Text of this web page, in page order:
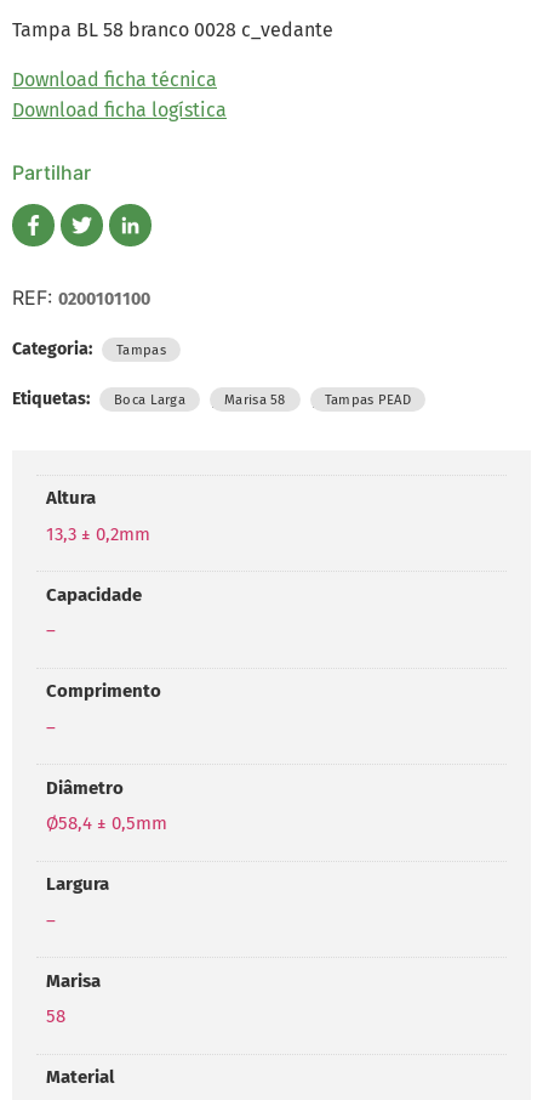
Tampa BL 58 branco 0028 c_vedante
Download ficha técnica
Download ficha logística
Partilhar
REF: 0200101100
Categoria: Tampas
Etiquetas: Boca Larga Marisa 58 , Tampas PEAD
Altura
13,3 ± 0,2mm
Capacidade
–
Comprimento
–
Diâmetro
Ø58,4 ± 0,5mm
Largura
–
Marisa
58
Material